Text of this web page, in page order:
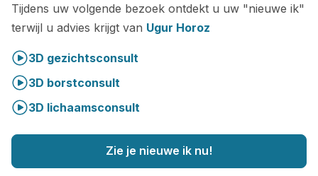
Tijdens uw volgende bezoek ontdekt u uw "nieuwe ik"
terwijl u advies krijgt van Ugur Horoz
3D gezichtsconsult
3D borstconsult
3D lichaamsconsult
Zie je nieuwe ik nu!